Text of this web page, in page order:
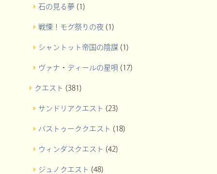
石の見る夢 (1)
戦慄！モグ祭りの夜(1)
シャントット帝国の陰謀(1)
ヴァナ・ディールの星唄 (17)
クエスト (381)
サンドリアクエスト (23)
バストゥーククエスト (18)
ウィンダスクエスト (42)
ジュノクエスト (48)